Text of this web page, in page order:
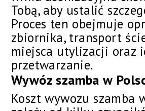
Tobą, aby ustalić
Proces ten obejmuje
zbiornika, transport
miejsca utylizacji oraz
przetwarzanie.
Wywóz szamba w
Koszt wywozu szamba